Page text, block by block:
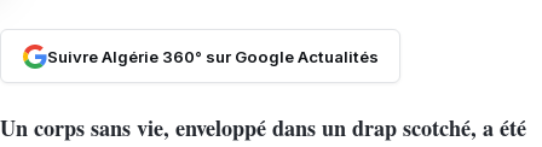
Suivre Algérie 360° sur Google Actualités
Un corps sans vie, enveloppé dans un drap scotché, a été